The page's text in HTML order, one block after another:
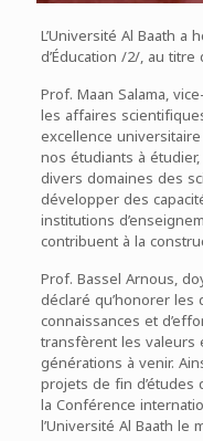
L’Université Al Baath
d’Éducation /2/, au
Prof. Maan Salama,
les affaires
excellence
nos étudiants à
divers domaines des
développer des
institutions
contribuent à la
Prof. Bassel Arnous,
déclaré qu’honorer
connaissances et
transfèrent les valeurs
générations à venir.
projets de fin
la Conférence
l’Université Al Baath le